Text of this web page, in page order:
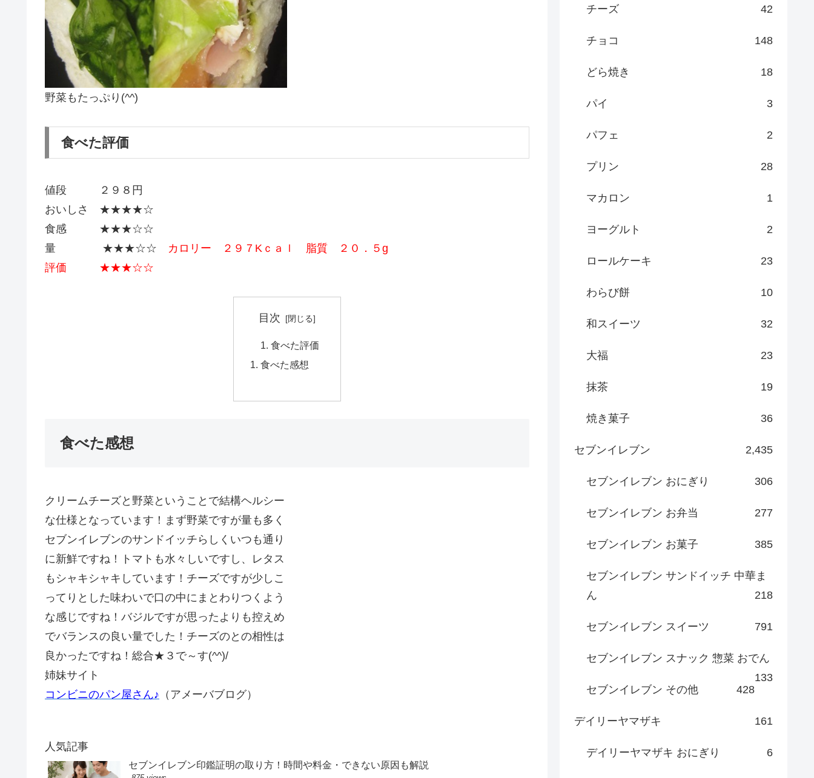
野菜もたっぷり(^^)
食べた評価
値段 ２９８円
おいしさ ★★★★☆
食感 ★★★☆☆
量 ★★★☆☆ カロリー ２９７Kｃａｌ 脂質 ２０．５g
評価 ★★★☆☆
目次
食べた評価
食べた感想
食べた感想
クリームチーズと野菜ということで結構ヘルシー
な仕様となっています！まず野菜ですが量も多く
セブンイレブンのサンドイッチらしくいつも通り
に新鮮ですね！トマトも水々しいですし、レタス
もシャキシャキしています！チーズですが少しこ
ってりとした味わいで口の中にまとわりつくよう
な感じですね！バジルですが思ったよりも控えめ
でバランスの良い量でした！チーズのとの相性は
良かったですね！総合★３で～す(^^)/
姉妹サイト
コンビニのパン屋さん♪ （アメーバブログ）
人気記事
セブンイレブン印鑑証明の取り方！時間や料金・できない原因も解説
チーズ 42
チョコ 148
どら焼き 18
パイ 3
パフェ 2
プリン 28
マカロン 1
ヨーグルト 2
ロールケーキ 23
わらび餅 10
和スイーツ 32
大福 23
抹茶 19
焼き菓子 36
セブンイレブン 2,435
セブンイレブン おにぎり 306
セブンイレブン お弁当 277
セブンイレブン お菓子 385
セブンイレブン サンドイッチ 中華ま
ん
218
セブンイレブン スイーツ 791
セブンイレブン スナック 惣菜 おでん
133
セブンイレブン その他
428
デイリーヤマザキ 161
デイリーヤマザキ おにぎり 6